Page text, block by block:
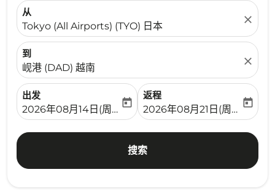
从
Tokyo (All Airports) (TYO) 日本
close
到
岘港 (DAD) 越南
close
出发
fc-booking-departure-date-aria-label
2026年08月14日(周五)
today
返程
fc-booking-return-date-
2026年08月21日(周五)
today
搜索